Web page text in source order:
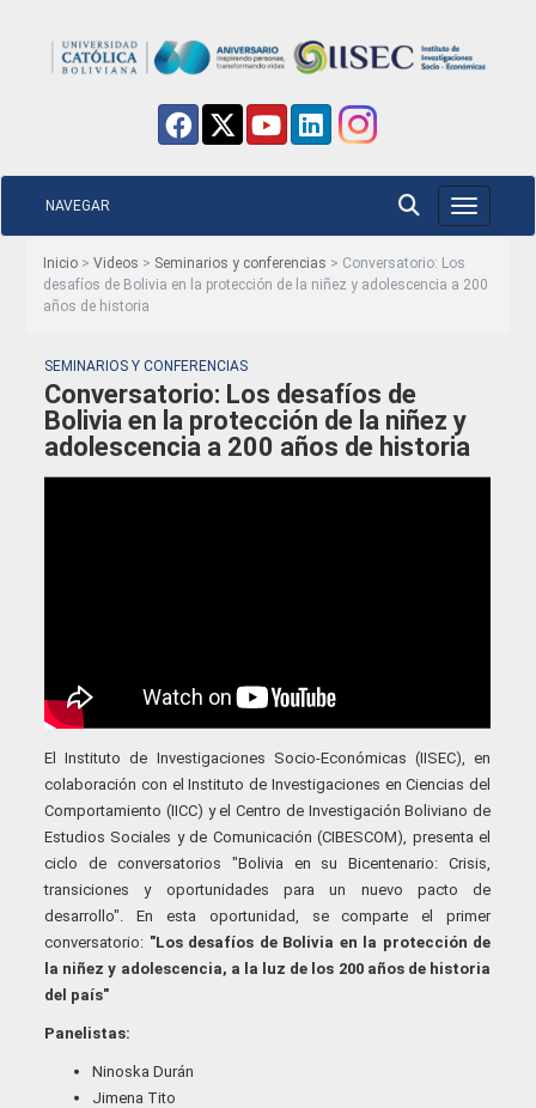
Toggle
NAVEGAR
Inicio >Videos > Seminarios y conferencias > Conversatorio: Los
desafíos de Bolivia en la protección de la niñez y adolescencia a 200
años de historia
SEMINARIOS Y CONFERENCIAS
Conversatorio: Los desafíos de
Bolivia en la protección de la niñez y
adolescencia a 200 años de historia
El Instituto de Investigaciones Socio-Económicas (IISEC), en
colaboración con el Instituto de Investigaciones en Ciencias del
Comportamiento (IICC) y el Centro de Investigación Boliviano de
Estudios Sociales y de Comunicación (CIBESCOM), presenta el
ciclo de conversatorios "Bolivia en su Bicentenario: Crisis,
transiciones y oportunidades para un nuevo pacto de
desarrollo". En esta oportunidad, se comparte el primer
conversatorio: "Los desafíos de Bolivia en la protección de
la niñez y adolescencia, a la luz de los 200 años de historia
del país"
Panelistas:
Ninoska Durán
Jimena Tito